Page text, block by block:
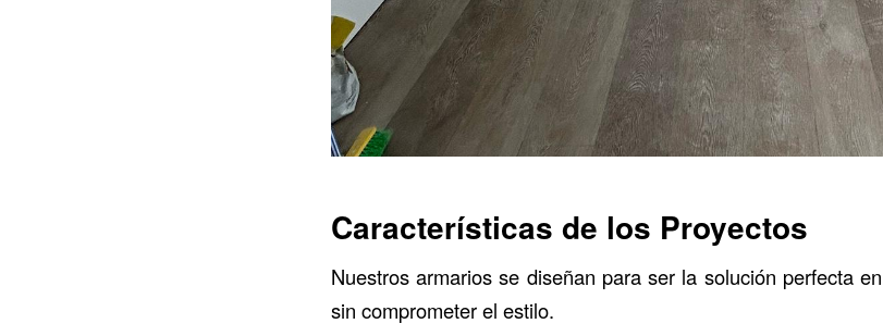
Características de los Proyectos
Nuestros armarios se diseñan para ser la solución perfecta
sin comprometer el estilo.